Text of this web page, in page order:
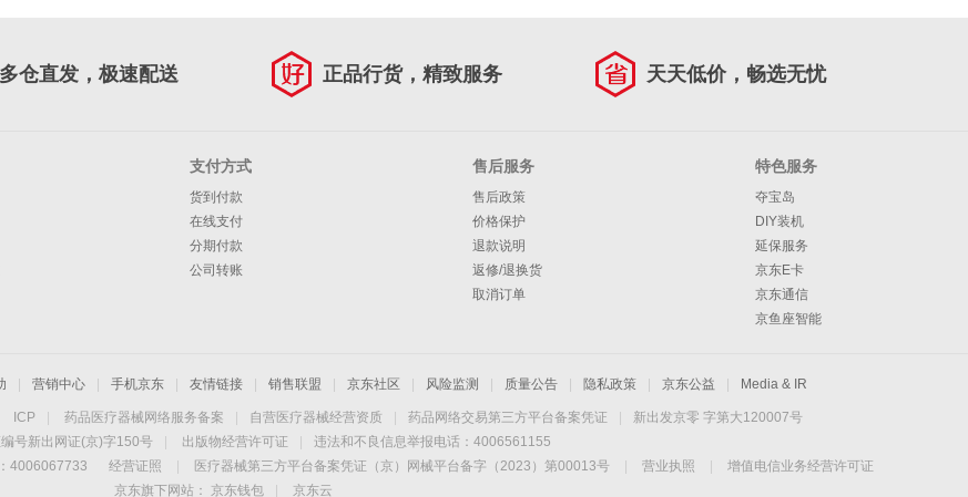
多仓直发，极速配送 正品行货，精致服务 天天低价，畅选无忧
支付方式
货到付款
在线支付
分期付款
公司转账
售后服务
售后政策
价格保护
退款说明
返修/退换货
取消订单
特色服务
夺宝岛
DIY装机
延保服务
京东E卡
京东通信
京鱼座智能
营销中心 手机京东 友情链接 销售联盟 京东社区 风险监测 质量公告 隐私政策 京东公益 Media & IR
ICP 药品医疗器械网络服务备案 自营医疗器械经营资质 药品网络交易第三方平台备案凭证
新出发京零 字第大120007号
号新出网证(京)字150号
出版物经营许可证
违法和不良信息举报电话：4006561155
4006067733 经营证照 医疗器械第三方平台备案凭证（京）网械平台备字（2023）第00013号 营业执照
增值电信业务经营许可证
京东旗下网站：
京东钱包 京东云